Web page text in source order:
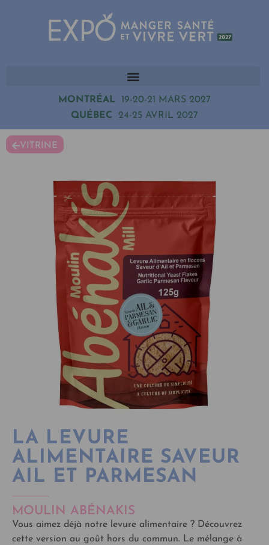
MONTRÉAL 19-20-21 MARS 2027
QUÉBEC 24-25 AVRIL 2027
VITRINE
LA LEVURE
ALIMENTAIRE SAVEUR
AIL ET PARMESAN
MOULIN ABÉNAKIS
Vous aimez déjà notre levure alimentaire ? Découvrez
cette version au goût hors du commun. Le mélange à